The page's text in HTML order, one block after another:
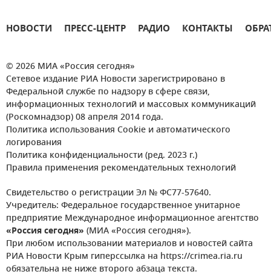
НОВОСТИ ПРЕСС-ЦЕНТР РАДИО КОНТАКТЫ
© 2026 МИА «Россия сегодня»
Сетевое издание РИА Новости зарегистрировано в
Федеральной службе по надзору в сфере связи,
информационных технологий и массовых коммуникаций
(Роскомнадзор) 08 апреля 2014 года.
Политика использования Cookie и автоматического
логирования
Политика конфиденциальности (ред. 2023 г.)
Правила применения рекомендательных технологий
Свидетельство о регистрации Эл № ФС77-57640.
Учредитель: Федеральное государственное унитарное
предприятие Международное информационное агентство
«Россия сегодня» (МИА «Россия сегодня»).
При любом использовании материалов и новостей сайта
РИА Новости Крым гиперссылка на https://crimea.ria.ru
обязательна не ниже второго абзаца текста.